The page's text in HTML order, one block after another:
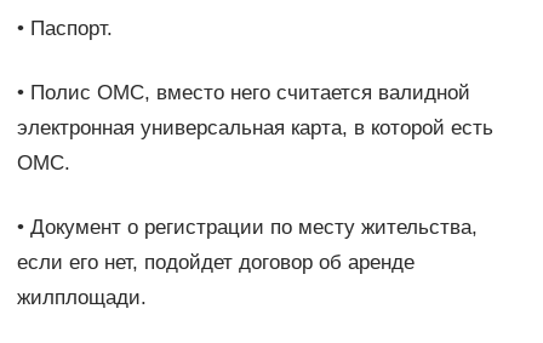
• Паспорт.
• Полис ОМС, вместо него считается валидной
электронная универсальная карта, в которой есть
ОМС.
• Документ о регистрации по месту жительства,
если его нет, подойдет договор об аренде
жилплощади.